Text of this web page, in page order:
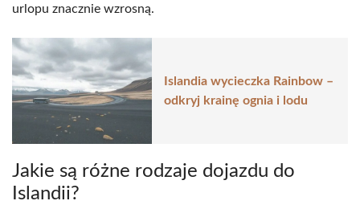
urlopu znacznie wzrosną.
Islandia wycieczka Rainbow –
odkryj krainę ognia i lodu
Jakie są różne rodzaje dojazdu do
Islandii?